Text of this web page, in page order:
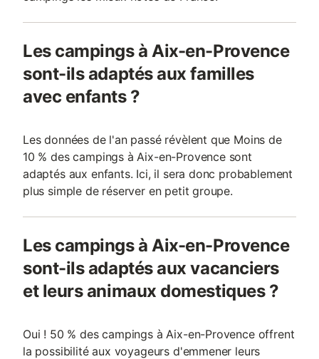
Les campings à Aix-en-Provence
sont-ils adaptés aux familles
avec enfants ?
Les données de l'an passé révèlent que Moins de
10 % des campings à Aix-en-Provence sont
adaptés aux enfants. Ici, il sera donc probablement
plus simple de réserver en petit groupe.
Les campings à Aix-en-Provence
sont-ils adaptés aux vacanciers
et leurs animaux domestiques ?
Oui ! 50 % des campings à Aix-en-Provence offrent
la possibilité aux voyageurs d'emmener leurs